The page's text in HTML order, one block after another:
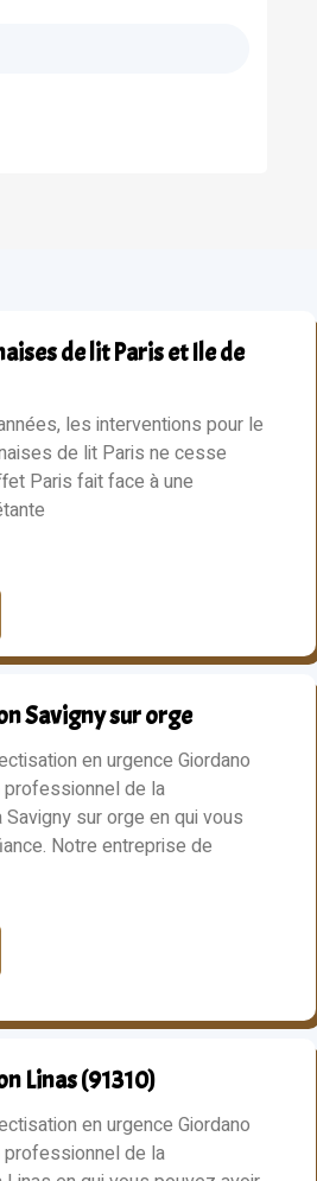
de lit Paris et Ile de
les interventions pour le
de lit Paris ne cesse
Paris fait face à une
Savigny sur orge
en urgence Giordano
de la
sur orge en qui vous
Notre entreprise de
Linas (91310)
en urgence Giordano
de la